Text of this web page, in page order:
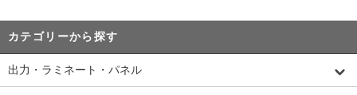
カテゴリーから探す
出力・ラミネート・パネル